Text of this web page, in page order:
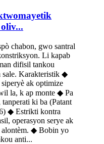
chabon, gwo santral
Li kapab
difisil tankou
sale. Karakteristik ◆
ak optimize
la, k ap monte ◆ Pa
ki ba (Patant
◆ Estrikti kontra
operasyon serye ak
alontèm. ◆ Bobin yo
anti...